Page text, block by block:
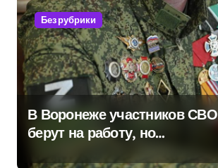
Без рубрики
В Воронеже участников СВО
берут на работу, но
удержаться удаётся не всем